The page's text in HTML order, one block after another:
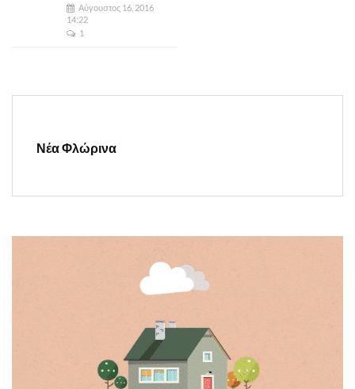
Αύγουστος 16, 2016
14:22
1
Νέα Φλώρινα